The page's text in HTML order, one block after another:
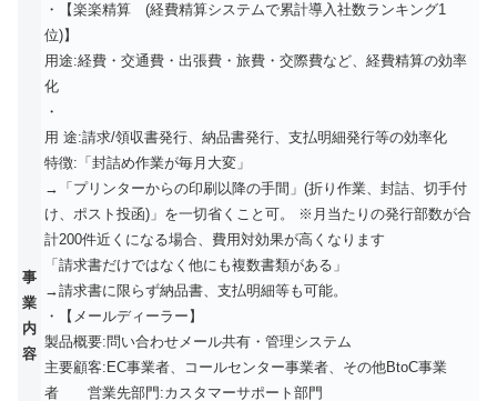
事
業
内
容
・【楽楽精算 (経費精算システムで累計導入社数ランキング1
位)】
用途:経費・交通費・出張費・旅費・交際費など、経費精算の効率
化
・
用 途:請求/領収書発行、納品書発行、支払明細発行等の効率化
特徴:「封詰め作業が毎月大変」
→「プリンターからの印刷以降の手間」(折り作業、封詰、切手付
け、ポスト投函)」を一切省くこと可。 ※月当たりの発行部数が合
計200件近くになる場合、費用対効果が高くなります
「請求書だけではなく他にも複数書類がある」
→請求書に限らず納品書、支払明細等も可能。
・【メールディーラー】
製品概要:問い合わせメール共有・管理システム
主要顧客:EC事業者、コールセンター事業者、その他BtoC事業
者 営業先部門:カスタマーサポート部門